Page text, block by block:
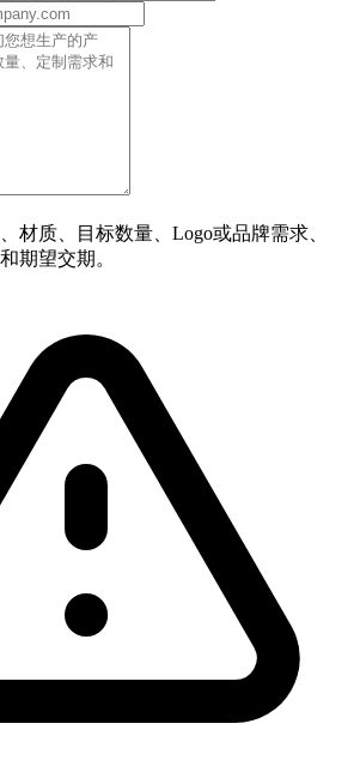
材质、目标数量、Logo或品牌需求、
期望交期。